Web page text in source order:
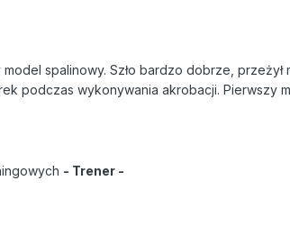
spalinowy. Szło bardzo dobrze, przeżył
podczas wykonywania akrobacji. Pierwszy
- Trener -